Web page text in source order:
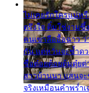
ไม่เคยรักใครแน่ห
ตรึงใจ ติ๋มใช่งาม
คนเขาลืออื้อฉาว
กัน แต่หวั่นจะช้ำด
ชื่อต๋อยต้อยตุ้มตุ๋ยต่
สาวบ้านนา แสนจ
จริงเหมือนคำพร่ำ